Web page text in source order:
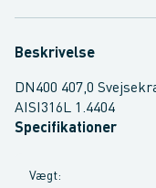
Beskrivelse
DN400 407,0
AISI316L 1.4404
Specifikationer
Vægt: